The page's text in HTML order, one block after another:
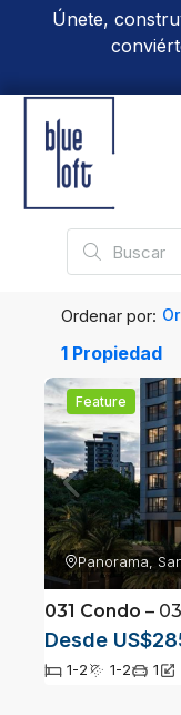
Únete,
1 Propiedad
Ordenar por:
Feature
Panorama,
031 Condo – 031
Desde
1-2 1-2 1